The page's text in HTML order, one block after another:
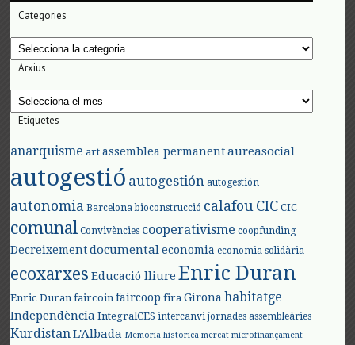
Categories
Categories
Arxius
Arxius
Etiquetes
anarquisme art assemblea permanent aureasocial
autogestió autogestión autogestión
autonomia Barcelona bioconstrucció calafou CIC CIC
comunal Convivències cooperativisme coopfunding
Decreixement documental economia economia solidària
ecoxarxes Educació lliure Enric Duran
Enric Duran faircoin faircoop fira Girona habitatge
Independència IntegralCES intercanvi jornades assembleàries
Kurdistan L'Albada Memòria històrica mercat microfinançament